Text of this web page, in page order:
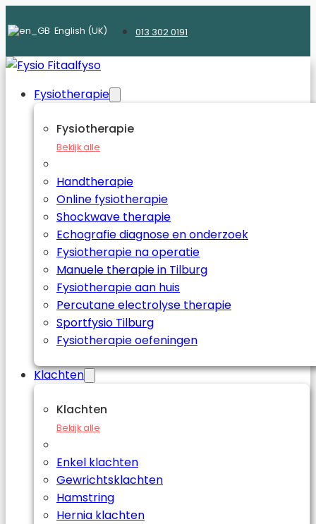
English (UK) 013 302 0191
Fysiotherapie
Fysiotherapie
Bekijk alle
Handtherapie
Online fysiotherapie
Shockwave therapie
Echografie diagnose en onderzoek
Fysiotherapie na operatie
Manuele therapie in Tilburg
Fysiotherapie aan huis
Percutane electrolyse therapie
Sportfysio Tilburg
Fysiotherapie oefeningen
Klachten
Klachten
Bekijk alle
Enkel klachten
Gewrichtsklachten
Hamstring
Hernia klachten